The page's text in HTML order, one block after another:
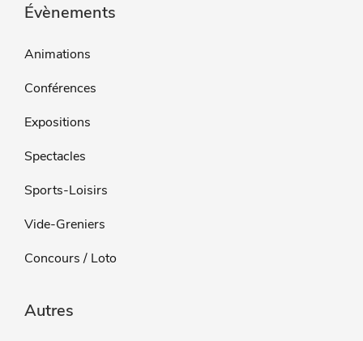
Évènements
Animations
Conférences
Expositions
Spectacles
Sports-Loisirs
Vide-Greniers
Concours / Loto
Autres